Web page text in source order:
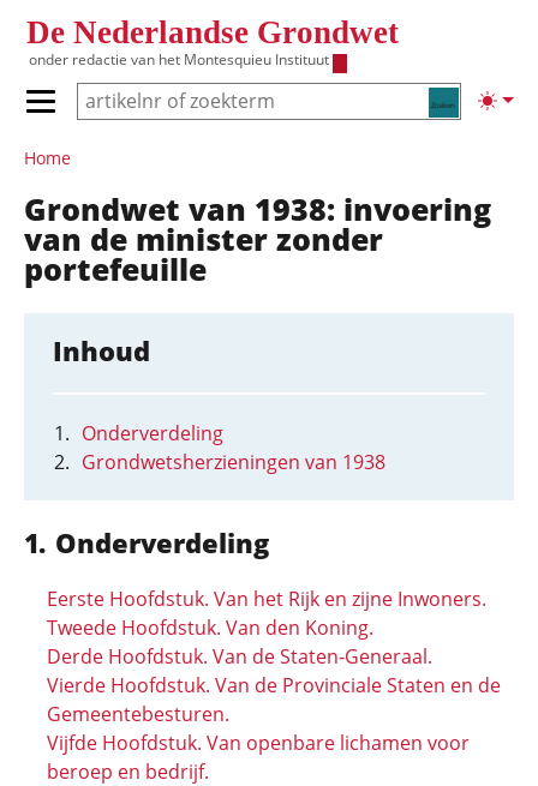
De Nederlandse Grondwet
onder redactie van het Montesquieu Instituut
Zoeken
Primair menu tonen/verbergen
Hoofdnavigatie
Home
Grondwet van 1938: invoering
van de minister zonder
portefeuille
Inhoud
Onderverdeling
Grondwetsherzieningen van 1938
Onderverdeling
Eerste Hoofdstuk. Van het Rijk en zijne Inwoners.
Tweede Hoofdstuk. Van den Koning.
Derde Hoofdstuk. Van de Staten-Generaal.
Vierde Hoofdstuk. Van de Provinciale Staten en de
Gemeentebesturen.
Vijfde Hoofdstuk. Van openbare lichamen voor
beroep en bedrijf.